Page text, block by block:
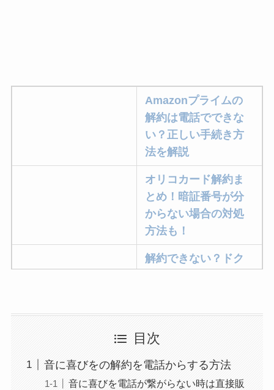
Amazonプライムの
解約は電話でできな
い？正しい手続き方
法を解説
オリコカード解約ま
とめ！暗証番号が分
からない場合の対処
方法も！
解約できない？ドク
解約方法まとめ！契
どうなる？
目次
音に喜びをの解約を電話からする方法
音に喜びを電話が繋がらない時は直接販